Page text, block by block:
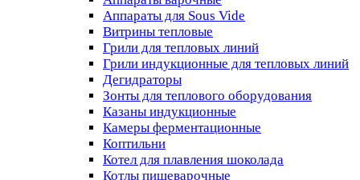
Аппараты для Sous Vide
Витрины тепловые
Грили для тепловых линий
Грили индукционные для тепловых линий
Дегидраторы
Зонты для теплового оборудования
Казаны индукционные
Камеры ферментационные
Коптильни
Котел для плавления шоколада
Котлы пищеварочные